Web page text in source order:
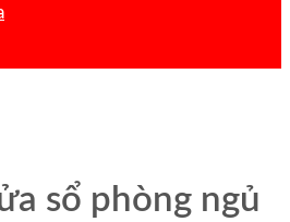
sổ phòng ngủ